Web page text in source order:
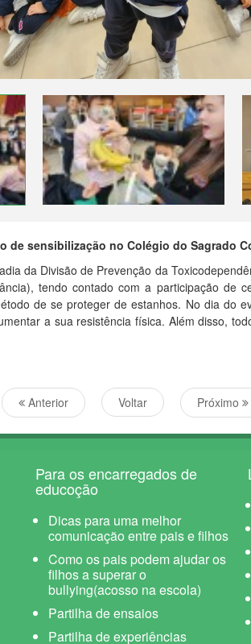
de sensibilização no Colégio do Sagrado
Divisão de Prevenção da
tendo contado com a participação de
de se proteger de estanhos. No dia do
a sua resistência física. Além disso,
Anterior Voltar Próximo
Para os encarregados de
educoção
Dicas para uma melhor
comunicação entre pais e filhos
Como os pais podem ajudar os
filhos a superar o
bullying(acosso na escola)
Partilha de ensaios
Partilha de experiências